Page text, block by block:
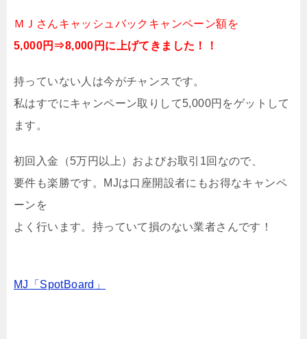
ＭＪさんキャッシュバックキャンペーン額を
5,000円⇒8,000円に上げてきました！！
持っていない人は今がチャンスです。
私はすでにキャンペーン取りして5,000円をゲットして
ます。
初回入金（5万円以上）およびお取引1回なので、
要件も楽勝です。MJは口座開設者にもお得なキャンペ
ーンを
よく行います。持っていて損のない業者さんです！
MJ「SpotBoard」